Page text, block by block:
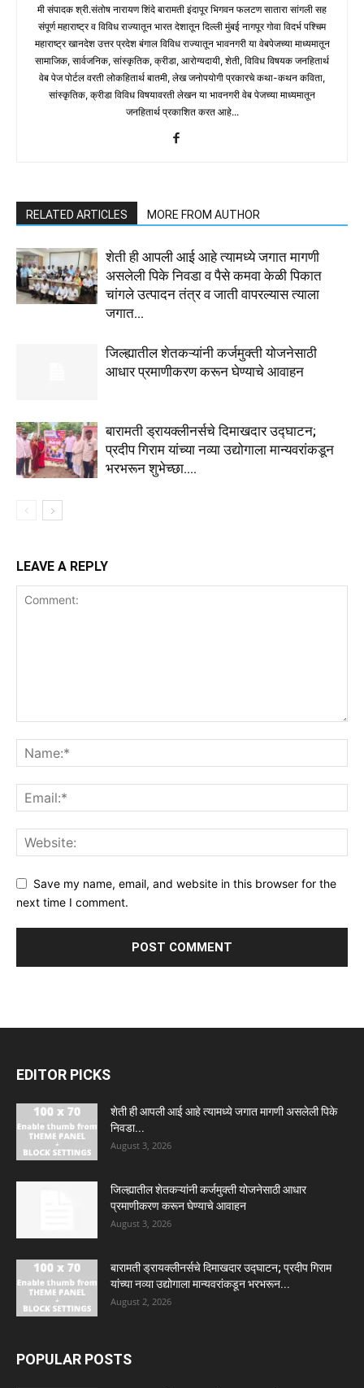
मी संपादक श्री.संतोष नारायण शिंदे बारामती इंदापूर भिगवन फलटण सातारा सांगली सह
संपूर्ण महाराष्ट्र व विविध राज्यातून भारत देशातून दिल्ली मुंबई नागपूर गोवा विदर्भ पश्चिम
महाराष्ट्र खानदेश उत्तर प्रदेश बंगाल विविध राज्यातून भावनगरी या वेबपेजच्या माध्यमातून
सामाजिक, सार्वजनिक, सांस्कृतिक, क्रीडा, आरोग्यदायी, शेती, विविध विषयक जनहितार्थ
वेब पेज पोर्टल वरती लोकहितार्थ बातमी, लेख जनोपयोगी प्रकारचे कथा-कथन कविता,
सांस्कृतिक, क्रीडा विविध विषयावरती लेखन या भावनगरी वेब पेजच्या माध्यमातून
जनहितार्थ प्रकाशित करत आहे...
RELATED ARTICLES MORE FROM AUTHOR
शेती ही आपली आई आहे त्यामध्ये जगात मागणी
असलेली पिके निवडा व पैसे कमवा केळी पिकात
चांगले उत्पादन तंत्र व जाती वापरल्यास त्याला
जगात...
जिल्ह्यातील शेतकऱ्यांनी कर्जमुक्ती योजनेसाठी
आधार प्रमाणीकरण करून घेण्याचे आवाहन
बारामती ड्रायक्लीनर्सचे दिमाखदार उद्घाटन;
प्रदीप गिराम यांच्या नव्या उद्योगाला मान्यवरांकडून
भरभरून शुभेच्छा….
LEAVE A REPLY
Save my name, email, and website in this browser for the
next time I comment.
EDITOR PICKS
शेती ही आपली आई आहे त्यामध्ये जगात मागणी असलेली पिके
निवडा...
August 3, 2026
जिल्ह्यातील शेतकऱ्यांनी कर्जमुक्ती योजनेसाठी आधार
प्रमाणीकरण करून घेण्याचे आवाहन
August 3, 2026
बारामती ड्रायक्लीनर्सचे दिमाखदार उद्घाटन; प्रदीप गिराम
यांच्या नव्या उद्योगाला मान्यवरांकडून भरभरून...
August 2, 2026
POPULAR POSTS